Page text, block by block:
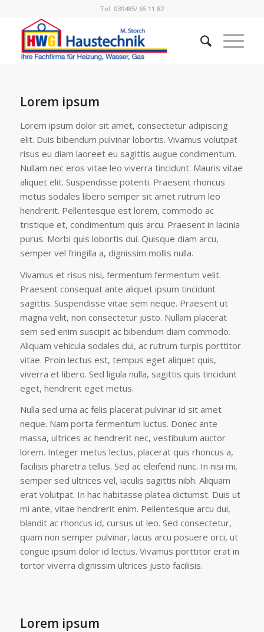
Tel. 039485/ 65 11 82
Lorem ipsum
Lorem ipsum dolor sit amet, consectetur adipiscing
elit. Duis bibendum pulvinar lobortis. Vivamus volutpat
risus eu diam laoreet eu sagittis augue condimentum.
Nullam nec eros vitae leo viverra tincidunt. Mauris vitae
aliquet elit. Suspendisse potenti. Praesent rhoncus
metus sodales libero semper sit amet rutrum leo
hendrerit. Pellentesque est lorem, commodo ac
tristique et, condimentum quis arcu. Praesent in lacinia
purus. Morbi quis lobortis dui. Quisque diam arcu,
semper vel fringilla a, dignissim mollis nulla.
Vivamus et risus nisi, fermentum fermentum velit.
Praesent consequat ante aliquet ipsum tincidunt
sagittis. Suspendisse vitae sem neque. Praesent ut
magna velit, non consectetur justo. Nullam placerat
sem sed enim suscipit ac bibendum diam commodo.
Aliquam vehicula sodales dui, ac rutrum turpis porttitor
vitae. Proin lectus est, tempus eget aliquet quis,
viverra et libero. Sed ligula nulla, sagittis quis tincidunt
eget, hendrerit eget metus.
Nulla sed urna ac felis placerat pulvinar id sit amet
neque. Nam porta fermentum luctus. Donec ante
massa, ultrices ac hendrerit nec, vestibulum auctor
lorem. Integer metus lectus, placerat quis rhoncus a,
facilisis pharetra tellus. Sed ac eleifend nunc. In nisi mi,
semper sed ultrices vel, iaculis sagittis nibh. Aliquam
erat volutpat. In hac habitasse platea dictumst. Duis ut
mi ante, vitae hendrerit enim. Pellentesque arcu dui,
blandit ac rhoncus id, cursus ut leo. Sed consectetur,
quam non semper pulvinar, lacus arcu posuere orci, ut
congue ipsum dolor id lectus. Vivamus porttitor erat in
tortor viverra dignissim ultrices justo facilisis.
Lorem ipsum